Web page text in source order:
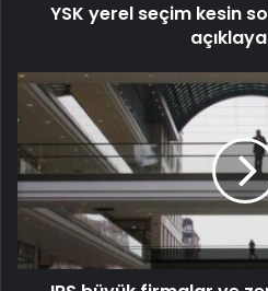
YSK yerel seçim kesin